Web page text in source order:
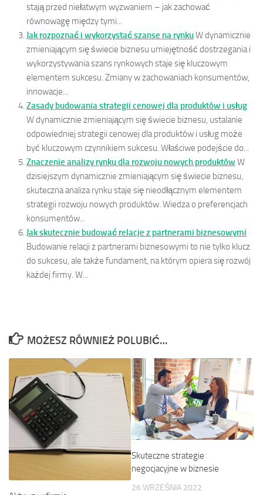
stają przed niełatwym wyzwaniem – jak zachować
równowagę między tymi...
Jak rozpoznać i wykorzystać szanse na rynkuW dynamicznie
zmieniającym się świecie biznesu umiejętność dostrzegania i
wykorzystywania szans rynkowych staje się kluczowym
elementem sukcesu. Zmiany w zachowaniach konsumentów,
innowacje...
Zasady budowania strategii cenowej dla produktów i usług
W dynamicznie zmieniającym się świecie biznesu, ustalanie
odpowiedniej strategii cenowej dla produktów i usług może
być kluczowym czynnikiem sukcesu. Właściwe podejście do...
Znaczenie analizy rynku dla rozwoju nowych produktów W
dzisiejszym dynamicznie zmieniającym się świecie biznesu,
skuteczna analiza rynku staje się nieodłącznym elementem
strategii rozwoju nowych produktów. Wiedza o preferencjach
konsumentów...
Jak skutecznie budować relacje z partnerami biznesowymi
Budowanie relacji z partnerami biznesowymi to nie tylko klucz
do sukcesu, ale także fundament, na którym opiera się rozwój
każdej firmy. W...
MOŻESZ RÓWNIEŻ POLUBIĆ…
Skuteczne strategie
negocjacyjne w biznesie
26 WRZEŚNIA 2022